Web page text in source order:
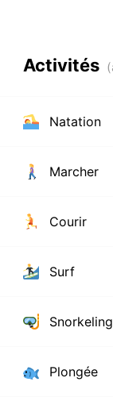
Activités
Natation
Marcher
Courir
Surf
Snorkeling
Plongée